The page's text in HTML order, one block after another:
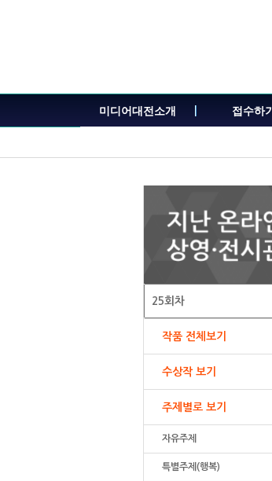
가
미디어대전소개 접수하기
작품 전체보기
수상작 보기
주제별로 보기
자유주제
특별주제(행복)